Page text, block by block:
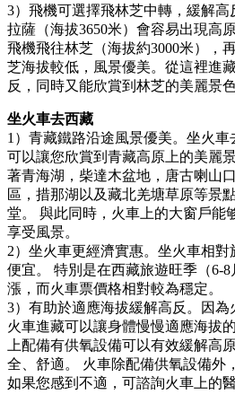
3）飛機可選擇飛林芝中轉，緩解高
拉薩（海拔3650米）會容易出現高
飛機飛往林芝（海拔約3000米），
芝海拔較低，風景優美。從這裡進
反，同時又能欣賞到林芝的美麗景色
坐火車去西藏
1）青藏鐵路沿途風景優美。坐火車
可以讓您欣賞到青藏高原上的美麗
著青海湖，柴達木盆地，唐古喇山
區，措那湖以及藏北羌塘草原等景
堂。 與此同時，火車上的大窗戶能
享受風景。
2）坐火車更經濟實惠。坐火車相
便宜。 特別是在西藏旅遊旺季（6-
漲，而火車票價格相對較為穩定。
3）有助於適應海拔緩解高反。因
火車進藏可以讓身體慢慢適應海拔
上配備有供氧設備可以有效緩解高
全、舒適。 火車除配備供氧設備外
如果您感到不適，可諮詢火車上的醫